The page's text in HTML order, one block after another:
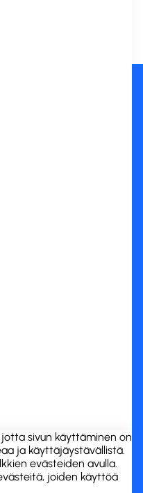
sivun käyttäminen on
ja käyttäjäystävällistä.
evästeiden avulla.
joiden käyttöä